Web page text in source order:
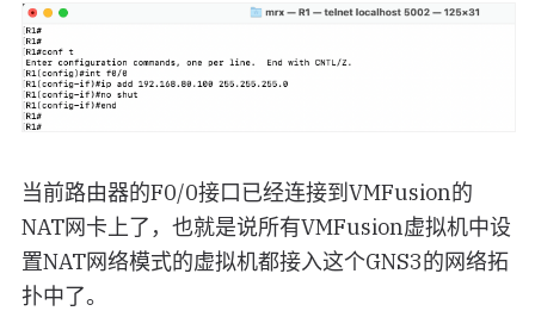
当前路由器的F0/0接口已经连接到VMFusion的
NAT网卡上了，也就是说所有VMFusion虚拟机中设
置NAT网络模式的虚拟机都接入这个GNS3的网络拓
扑中了。